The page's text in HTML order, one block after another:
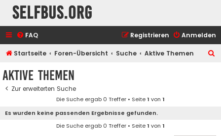
selfbus.org
FAQ Anmelden
Registrieren
Startseite Foren-Übersicht Suche Aktive Themen
Aktive Themen
Zur erweiterten Suche
Die Suche ergab 0 Treffer • Seite1 von 1
Es wurden keine passenden Ergebnisse gefunden.
Die Suche ergab 0 Treffer • Seite1 von 1